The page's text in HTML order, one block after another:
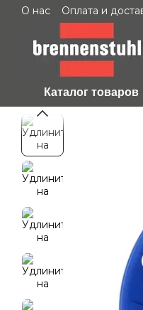
Перейти к основному
О нас Оплата и
Каталог товаров